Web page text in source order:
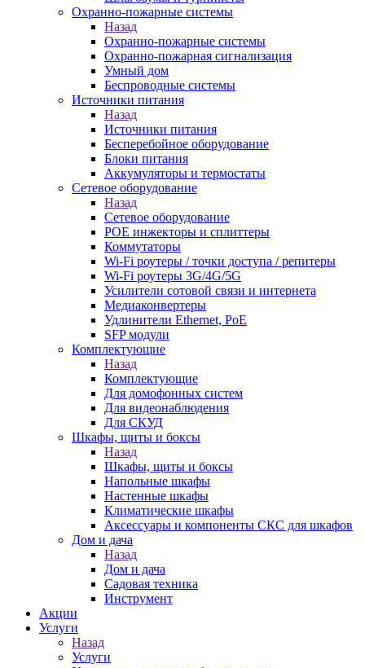
Охранно-пожарные системы
Назад
Охранно-пожарные системы
Охранно-пожарная сигнализация
Умный дом
Беспроводные системы
Источники питания
Назад
Источники питания
Бесперебойное оборудование
Блоки питания
Аккумуляторы и термостаты
Сетевое оборудование
Назад
Сетевое оборудование
POE инжекторы и сплиттеры
Коммутаторы
Wi-Fi роутеры / точки доступа / репитеры
Wi-Fi роутеры 3G/4G/5G
Усилители сотовой связи и интернета
Медиаконвертеры
Удлинители Ethernet, PoE
SFP модули
Комплектующие
Назад
Комплектующие
Для домофонных систем
Для видеонаблюдения
Для СКУД
Шкафы, щиты и боксы
Назад
Шкафы, щиты и боксы
Напольные шкафы
Настенные шкафы
Климатические шкафы
Аксессуары и компоненты СКС для шкафов
Дом и дача
Назад
Дом и дача
Садовая техника
Инструмент
Акции
Услуги
Назад
Услуги